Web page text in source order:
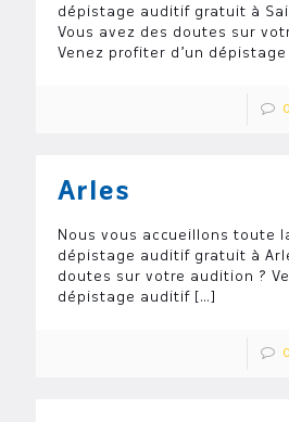
dépistage auditif gratuit à
Vous avez des doutes sur
Venez profiter d’un
0
Arles
Nous vous accueillons toute
dépistage auditif gratuit à
doutes sur votre audition ?
dépistage auditif […]
0